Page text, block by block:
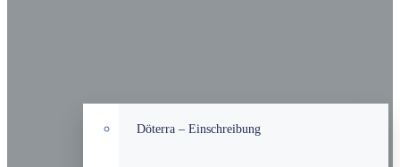
Döterra – Einschreibung